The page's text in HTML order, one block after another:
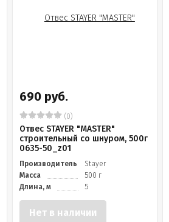
690 руб.
(0)
Отвес STAYER "MASTER"
строительный со шнуром, 500г
0635-50_z01
Производитель
Stayer
Масса
500 г
Длина, м
5
Нет в наличии